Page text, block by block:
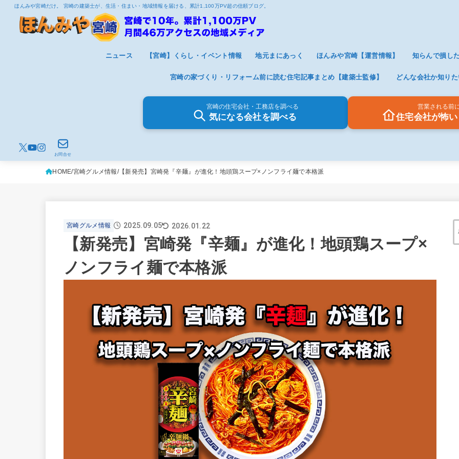
ほんみや宮崎だけ。 宮崎の建築士が、生活・住まい・地域情報を届ける、累計1,100万PV超の信頼ブログ。
ニュース 【宮崎】くらし・イベント情報 地元まにあっく ほんみや宮崎【運営情報】 知らんで損し
宮崎の家づくり・リフォーム前に読む住宅記事まとめ【建築士監修】 どんな会社か知り
宮崎の住宅会社・工務店を調べる
気になる会社を調べる
営業される前
住宅会社が怖
お問合せ
HOME 宮崎グルメ情報 【新発売】宮崎発『辛麺』が進化！地頭鶏スープ×ノンフライ麺で本格派
宮崎グルメ情報 2025.09.05 2026.01.22
【新発売】宮崎発『辛麺』が進化！地頭鶏スープ×
ノンフライ麺で本格派